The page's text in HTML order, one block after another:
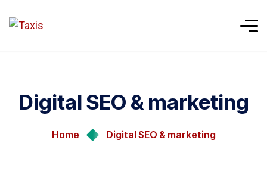
Digital SEO & marketing
Home Digital SEO & marketing